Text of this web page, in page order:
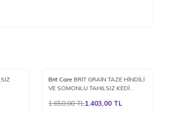
%15
Favorilere Ekle
Brit Care BRİT GRAİN TAZE HİNDİLİ
VE SOMONLU TAHILSIZ KEDİ
1.650,00TL1.403,00TL